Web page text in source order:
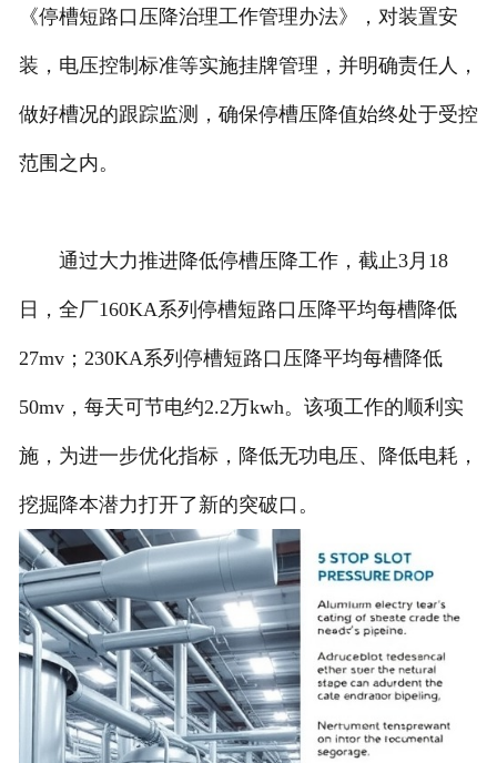
《停槽短路口压降治理工作管理办法》，对装置安
装，电压控制标准等实施挂牌管理，并明确责任人，
做好槽况的跟踪监测，确保停槽压降值始终处于受控
范围之内。
通过大力推进降低停槽压降工作，截止3月18
日，全厂160KA系列停槽短路口压降平均每槽降低
27mv；230KA系列停槽短路口压降平均每槽降低
50mv，每天可节电约2.2万kwh。该项工作的顺利实
施，为进一步优化指标，降低无功电压、降低电耗，
挖掘降本潜力打开了新的突破口。